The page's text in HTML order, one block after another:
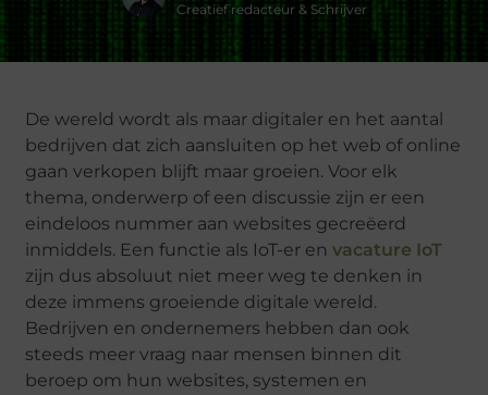
Creatief redacteur & Schrijver
De wereld wordt als maar digitaler en het aantal
bedrijven dat zich aansluiten op het web of online
gaan verkopen blijft maar groeien. Voor elk
thema, onderwerp of een discussie zijn er een
eindeloos nummer aan websites gecreëerd
inmiddels. Een functie als IoT-er envacature IoT
zijn dus absoluut niet meer weg te denken in
deze immens groeiende digitale wereld.
Bedrijven en ondernemers hebben dan ook
steeds meer vraag naar mensen binnen dit
beroep om hun websites, systemen en